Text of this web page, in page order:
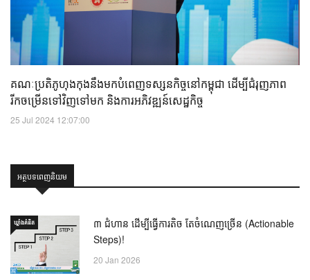
គណៈប្រតិភូហុងកុងនឹងមកបំពេញទស្សនកិច្ចនៅកម្ពុជា ដើម្បីជំរុញភាព
រីកចម្រើនទៅវិញទៅមក និងការអភិវឌ្ឍន៍សេដ្ឋកិច្ច
25 Jul 2024 12:07:00
អត្ថបទពេញនិយម
ឃ្លាំង​គំនិត
៣ ជំហាន ដើម្បីធ្វើការតិច តែចំណេញច្រើន (Actionable
Steps)!
20 Jan 2026